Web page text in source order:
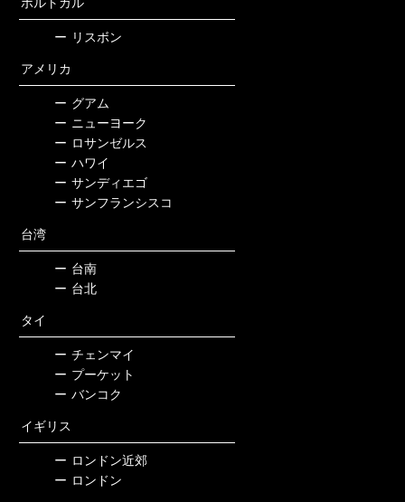
ー リスボン
アメリカ
ー グアム
ー ニューヨーク
ー ロサンゼルス
ー ハワイ
ー サンディエゴ
ー サンフランシスコ
台湾
ー 台南
ー 台北
タイ
ー チェンマイ
ー プーケット
ー バンコク
イギリス
ー ロンドン近郊
ー ロンドン